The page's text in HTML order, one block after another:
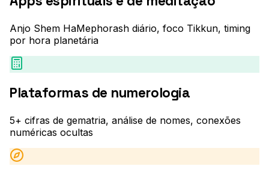
Anjo Shem HaMephorash diário, foco Tikkun, timing
por hora planetária
Plataformas de numerologia
5+ cifras de gematria, análise de nomes, conexões
numéricas ocultas